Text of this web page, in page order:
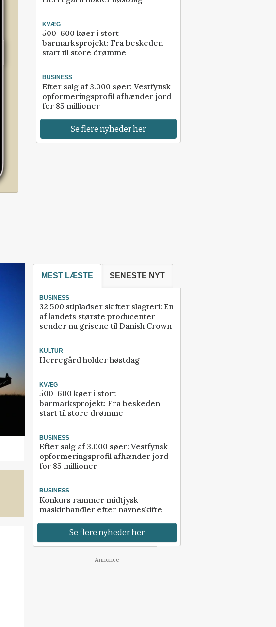
KVÆG
500-600 køer i stort
barmarksprojekt: Fra beskeden
start til store drømme
BUSINESS
Efter salg af 3.000 søer: Vestfynsk
opformeringsprofil afhænder jord
for 85 millioner
Se flere nyheder her
MEST LÆSTE SENESTE NYT
BUSINESS
32.500 stipladser skifter slagteri: En
af landets største producenter
sender nu grisene til Danish Crown
KULTUR
Herregård holder høstdag
KVÆG
500-600 køer i stort
barmarksprojekt: Fra beskeden
start til store drømme
BUSINESS
Efter salg af 3.000 søer: Vestfynsk
opformeringsprofil afhænder jord
for 85 millioner
BUSINESS
Konkurs rammer midtjysk
maskinhandler efter navneskifte
Se flere nyheder her
Annonce